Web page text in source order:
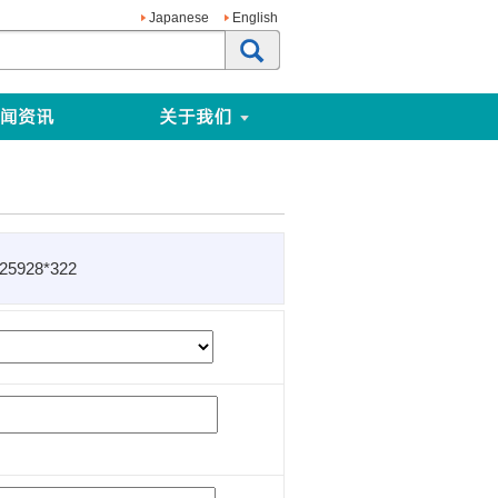
English
Japanese